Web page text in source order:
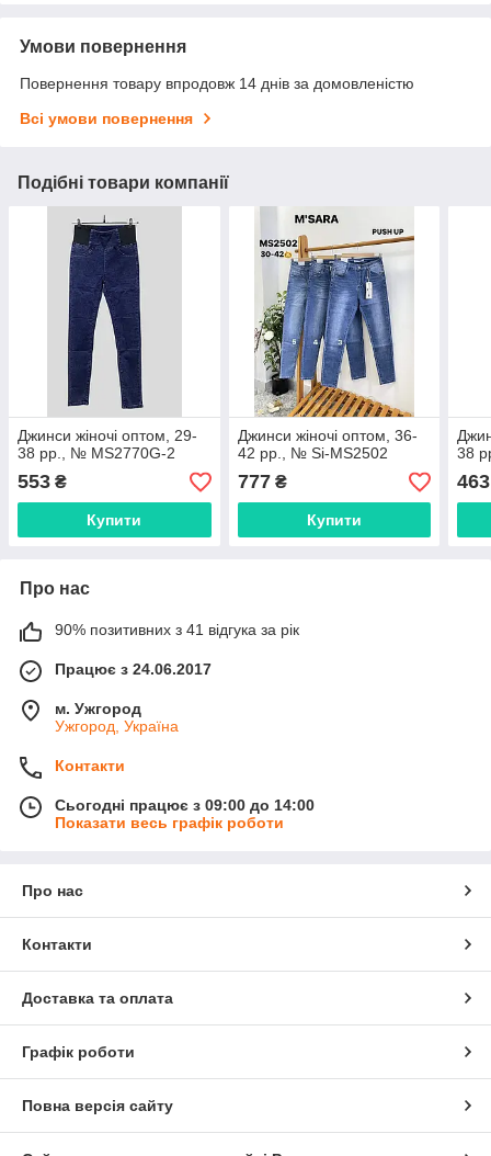
Умови повернення
Повернення товару впродовж 14 днів за домовленістю
Всі умови повернення
Подібні товари компанії
Джинси жіночі оптом, 29-
38 pp., № MS2770G-2
553 ₴
Купити
Джинси жіночі оптом, 36-
42 pp., № Si-MS2502
777₴
Купити
38
463
Про нас
90% позитивних з 41 відгука за рік
Працює з 24.06.2017
м. Ужгород
Ужгород, Україна
Контакти
Сьогодні працює з 09:00 до 14:00
Показати весь графік роботи
Про нас
Контакти
Доставка та оплата
Графік роботи
Повна версія сайту